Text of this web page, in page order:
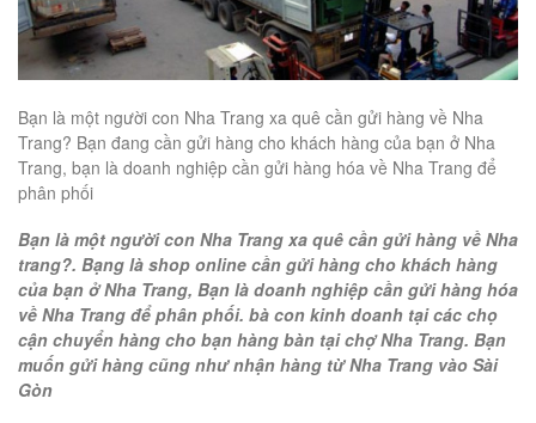
Bạn là một người con Nha Trang xa quê cần gửi hàng về Nha
Trang? Bạn đang cần gửi hàng cho khách hàng của bạn ở Nha
Trang, bạn là doanh nghiệp cần gửi hàng hóa về Nha Trang để
phân phối
Bạn là một người con Nha Trang xa quê cần gửi hàng về Nha
trang?. Bạng là shop online cần gửi hàng cho khách hàng
của bạn ở Nha Trang, Bạn là doanh nghiệp cần gửi hàng hóa
về Nha Trang để phân phối. bà con kinh doanh tại các chọ
cận chuyển hàng cho bạn hàng bàn tại chợ Nha Trang. Bạn
muốn gửi hàng cũng như nhận hàng từNha Trang vào Sài
Gòn